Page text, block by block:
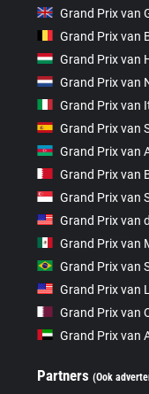
Grand Prix van
Grand Prix van
Grand Prix van
Grand Prix van
Grand Prix van
Grand Prix van
Grand Prix van
Grand Prix van
Grand Prix van
Grand Prix van
Grand Prix van
Grand Prix van
Grand Prix van
Grand Prix van
Grand Prix van
Partners(Ook